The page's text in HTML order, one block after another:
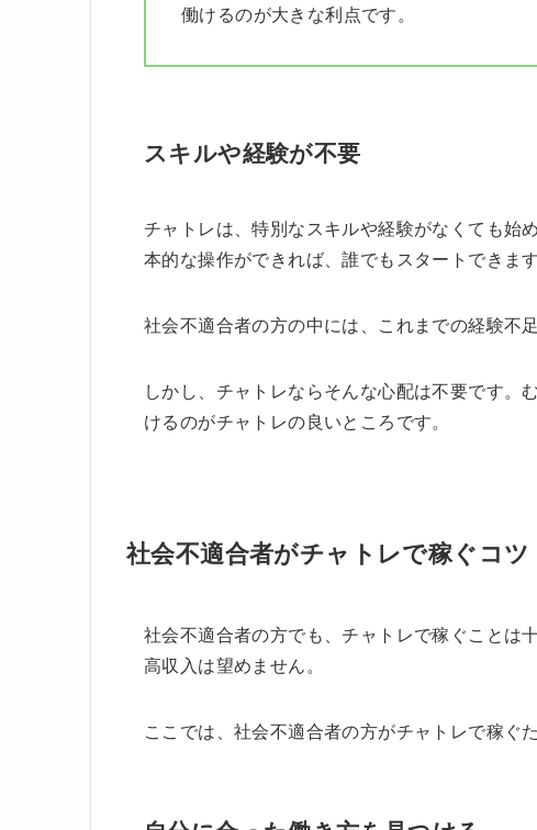
働けるのが大きな利点です。
スキルや経験が不要
チャトレは、特別なスキルや経験がなくても始
本的な操作ができれば、誰でもスタートできます
社会不適合者の方の中には、これまでの経験不
しかし、チャトレならそんな心配は不要です。
けるのがチャトレの良いところです。
社会不適合者がチャトレで稼ぐコツ
社会不適合者の方でも、チャトレで稼ぐことは
高収入は望めません。
ここでは、社会不適合者の方がチャトレで稼ぐ